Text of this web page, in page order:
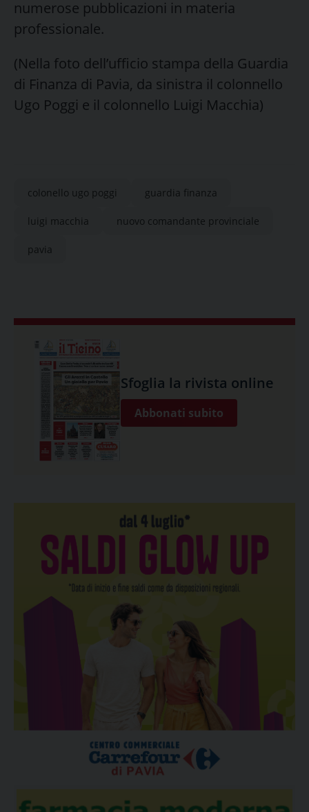
numerose pubblicazioni in materia
professionale.
(Nella foto dell’ufficio stampa della Guardia
di Finanza di Pavia, da sinistra il colonnello
Ugo Poggi e il colonnello Luigi Macchia)
colonello ugo poggi guardia finanza
luigi macchia nuovo comandante provinciale
pavia
Sfoglia la rivista online
Abbonati subito